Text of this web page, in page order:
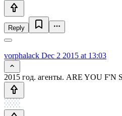
Reply
vorphalack Dec 2 2015 at 13:03
2015 год. агенты. ARE YOU F'N